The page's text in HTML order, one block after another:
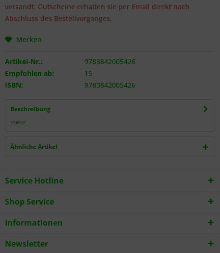
versandt. Gutscheine erhalten sie per Email direkt nach
Abschluss des Bestellvorganges.
Merken
Artikel-Nr.:
9783842005426
Empfohlen ab:
15
ISBN:
9783842005426
Beschreibung
mehr
Ähnliche Artikel
Service Hotline
Shop Service
Informationen
Newsletter